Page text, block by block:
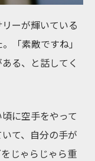
ーが輝いている
「素敵ですね」
る、と話してく
に空手をやって
て、自分の手が
じゃらじゃら重